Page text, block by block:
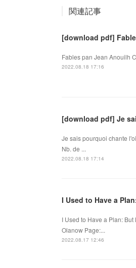
関連記事
[download pdf]
Fables pan Jean Anouilh
2022.08.18 17:16
[download pdf] Je
Je sais pourquoi chante
Nb. de ...
2022.08.18 17:14
I Used to Have a
I Used to Have a Plan:
Olanow Page:...
2022.08.17 12:46